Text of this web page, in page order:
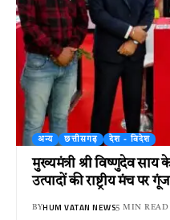
अन्य छत्तीसगढ़ देश - विदेश
मुख्यमंत्री श्री विष्णुदेव
उत्पादों की राष्ट्रीय मंच पर
BYHUM VATAN NEWS5 MIN READ